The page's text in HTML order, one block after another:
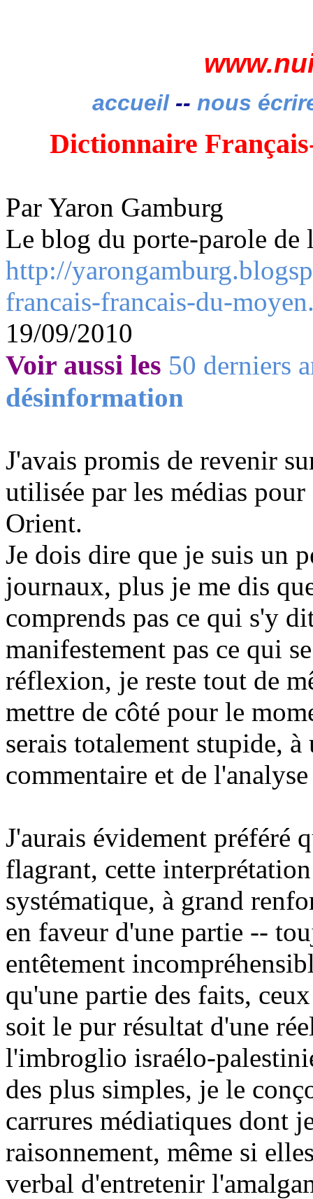
accueil -- nous
Dictionnaire
Par Yaron Gamburg
Le blog du porte-parole de
http://
francais-francais-du-
19/09/2010
Voir aussi les 50 derniers
désinformation
J'avais promis de revenir
utilisée par les médias
Orient.
Je dois dire que je suis un
journaux, plus je me dis
comprends pas ce qui s'y
manifestement pas ce qui
réflexion, je reste tout de
mettre de côté pour le
serais totalement stupide,
commentaire et de
J'aurais évidement préféré
flagrant, cette
systématique, à grand
en faveur d'une partie --
entêtement
qu'une partie des faits,
soit le pur résultat d'une
l'imbroglio israélo-
des plus simples, je le
carrures médiatiques dont
raisonnement, même si
verbal d'entretenir